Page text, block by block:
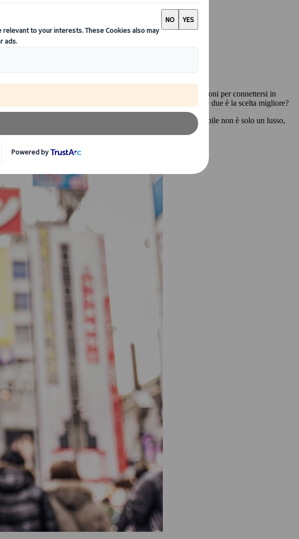
oltre che navigare su Internet con il proprio cellulare. Le opzioni per connettersi in
spesso a due opzioni: Pocket Wi-Fi o eSIM. Quale delle due è la scelta migliore?
sistema ferroviario di Tokyo, una connessione internet affidabile non è solo un lusso,